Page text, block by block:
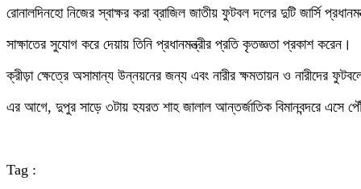
রোনালদিনহো নিজের স্বাক্ষর করা ব্রাজিল জাতীয় ফুটবল দলের দুটি জার্সি
সাক্ষাতের সুযোগ করে দেয়ায় তিনি প্রধানমন্ত্রীর প্রতি কৃতজ্ঞতা প্রকাশ করেন।
ক্রীড়া ক্ষেত্রে অসামান্য উন্নয়নের জন্য এবং নারীর ক্ষমতায়ন ও নারীদের
এর আগে, দুপুর সাড়ে ৩টায় হযরত শাহ জালাল আন্তর্জাতিক বিমানবন্দরে এসে
Tag :